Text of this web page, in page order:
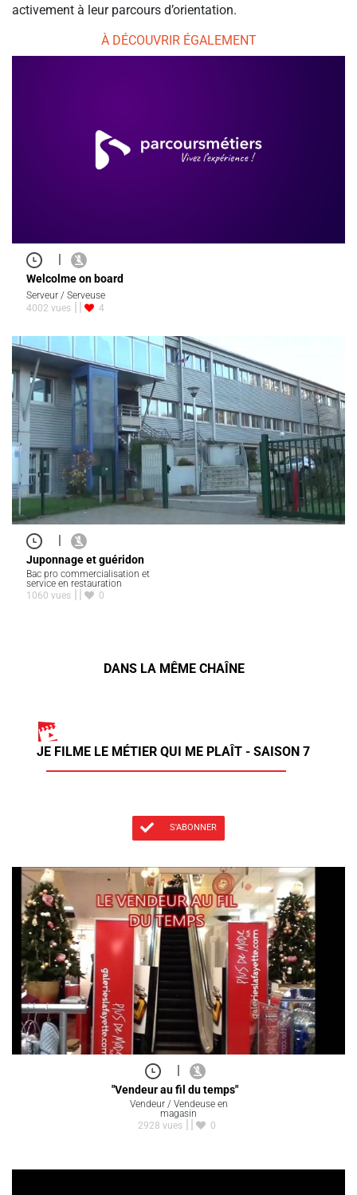
activement à leur parcours d’orientation.
À DÉCOUVRIR ÉGALEMENT
Welcolme on board
Serveur / Serveuse
4002 vues
4
|
Juponnage et guéridon
Bac pro commercialisation et
service en restauration
1060 vues
0
DANS LA MÊME CHAÎNE
JE FILME LE MÉTIER QUI ME PLAÎT - SAISON 7
S'ABONNER
"Vendeur au fil du temps"
Vendeur / Vendeuse en
magasin
2928 vues
0